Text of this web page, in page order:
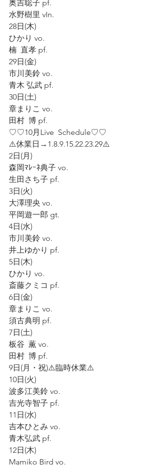
奥吉聡子 pf.
水野樹里 vIn.
28日(木)
ひかり vo.
楠  直孝 pf.
29日(金)
市川美鈴 vo.
青木 弘武 pf.
30日(土)
章まりこ vo.
田村  博 pf.
♡♡10月Live  Schedule♡♡
⚠️休業日→1.8.9.15.22.23.29⚠️
2日(月)
森岡ﾏﾚｰﾈ典子 vo.
生田さち子 pf.
3日(火)
大澤理央 vo.
平岡遊一郎 gt.
4日(水)
市川美鈴 vo.
井上ゆかり pf.
5日(木)
ひかり vo.
斎藤クミコ pf.
6日(金)
章まりこ vo.
須古典明 pf.
7日(土)
板谷  薫 vo.
田村  博 pf.
9日(月・祝)⚠️臨時休業⚠️
10日(火)
波多江美鈴 vo.
吉光寺智子 pf.
11日(水)
吉本ひとみ vo.
青木弘武 pf.
12日(木)
Mamiko Bird vo.